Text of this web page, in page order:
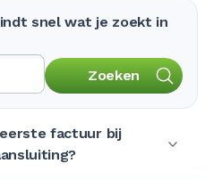
snel wat je zoekt in
Zoeken
factuur bij